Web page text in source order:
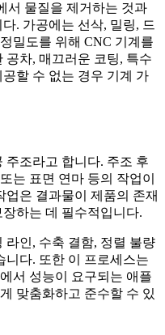
서 물질을 제거하는 것과
. 가공에는 선삭, 밀링, 드
밀도를 위해 CNC 기계를
공차, 매끄러운 코팅, 특수
할 수 없는 경우 기계 가
주조라고 합니다. 주조 후
는 표면 연마 등의 작업이
은 결과물이 제품의 존재
하는 데 필수적입니다.
라인, 수축 결함, 정렬 불량
니다. 또한 이 프로세스는
서 성능이 요구되는 애플
맞춤화하고 준수할 수 있